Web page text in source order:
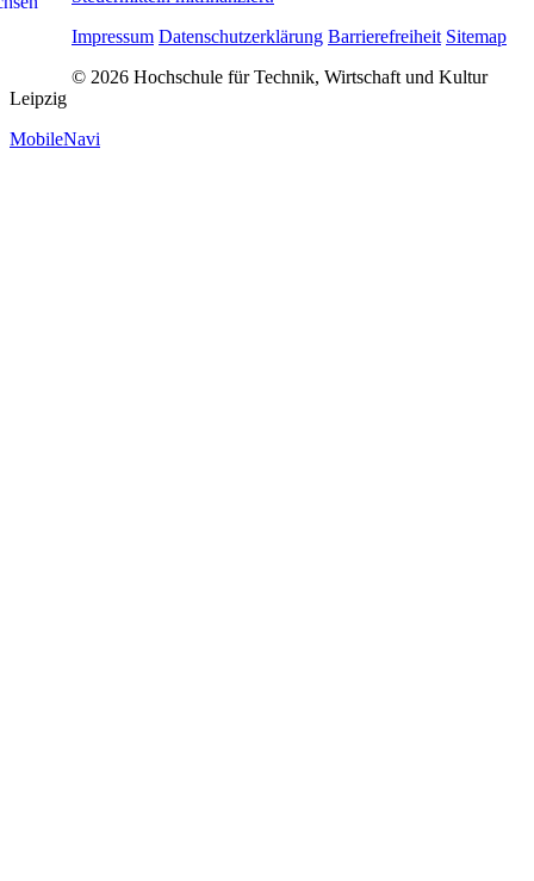
Impressum Datenschutzerklärung Barrierefreiheit Sitemap
© 2026 Hochschule für Technik, Wirtschaft und Kultur
Leipzig
MobileNavi